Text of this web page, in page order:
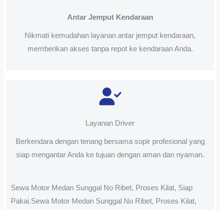
Antar Jemput Kendaraan
Nikmati kemudahan layanan antar jemput kendaraan,
memberikan akses tanpa repot ke kendaraan Anda.
Layanan Driver
Berkendara dengan tenang bersama sopir profesional yang
siap mengantar Anda ke tujuan dengan aman dan nyaman.
Sewa Motor Medan Sunggal No Ribet, Proses Kilat, Siap
Pakai.Sewa Motor Medan Sunggal No Ribet, Proses Kilat,